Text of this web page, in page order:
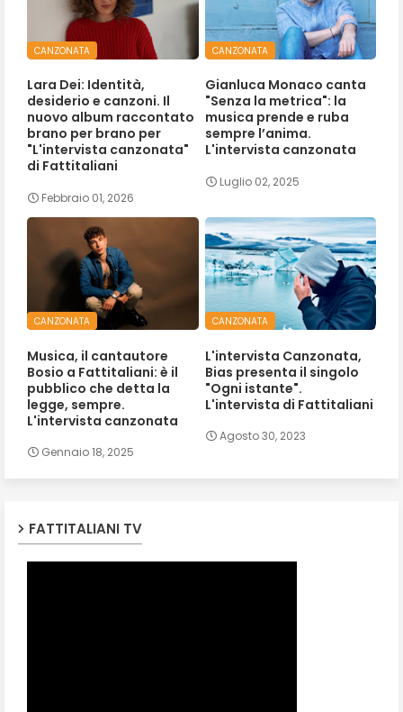
CANZONATA
Lara Dei: Identità,
desiderio e canzoni. Il
nuovo album raccontato
brano per brano per
"L'intervista canzonata"
di Fattitaliani
Febbraio 01, 2026
CANZONATA
Gianluca Monaco canta
"Senza la metrica": la
musica prende e ruba
sempre l’anima.
L'intervista canzonata
Luglio 02, 2025
CANZONATA
Musica, il cantautore
Bosio a Fattitaliani: è il
pubblico che detta la
legge, sempre.
L'intervista canzonata
Gennaio 18, 2025
CANZONATA
L'intervista Canzonata,
Bias presenta il singolo
"Ogni istante".
L'intervista di Fattitaliani
Agosto 30, 2023
FATTITALIANI TV